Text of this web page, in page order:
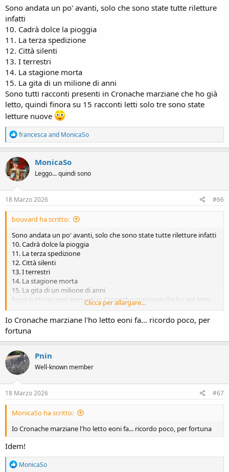
Sono andata un po' avanti, solo che sono state tutte riletture
infatti
10. Cadrà dolce la pioggia
11. La terza spedizione
12. Città silenti
13. I terrestri
14. La stagione morta
15. La gita di un milione di anni
Sono tutti racconti presenti in Cronache marziane che ho già
letto, quindi finora su 15 racconti letti solo tre sono state
letture nuove
R
e
a
c
t
i
o
n
s
francesca and MonicaSo
MonicaSo
Leggo... quindi sono
18 Marzo 2026 #66
bouvard ha scritto:
Sono andata un po' avanti, solo che sono state tutte riletture infatti
10. Cadrà dolce la pioggia
11. La terza spedizione
12. Città silenti
13. I terrestri
14. La stagione morta
15. La gita di un milione di anni
Sono tutti racconti presenti in Cronache marziane che ho già letto,
quindi finora su 15 racconti letti solo tre sono state letture nuove
Clicca per allargare...
Io Cronache marziane l'ho letto eoni fa... ricordo poco, per
fortuna
Pnin
Well-known member
18 Marzo 2026 #67
MonicaSo ha scritto:
Io Cronache marziane l'ho letto eoni fa... ricordo poco, per fortuna
Idem!
R
MonicaSo